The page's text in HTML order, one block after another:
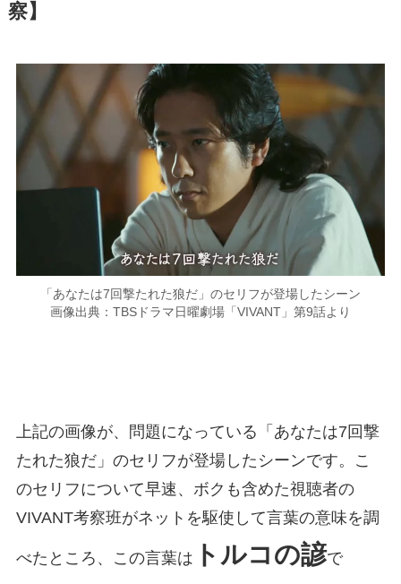
察】
「あなたは7回撃たれた狼だ」のセリフが登場したシーン
画像出典：TBSドラマ日曜劇場「VIVANT」第9話より
上記の画像が、問題になっている「あなたは7回撃
たれた狼だ」のセリフが登場したシーンです。こ
のセリフについて早速、ボクも含めた視聴者の
VIVANT考察班がネットを駆使して言葉の意味を調
べたところ、この言葉は トルコの諺で